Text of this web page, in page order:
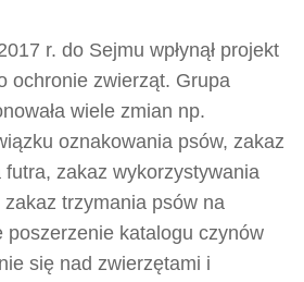
r. do Sejmu wpłynął projekt
ochronie zwierząt. Grupa
wiele zmian np.
oznakowania psów, zakaz
futra, zakaz wykorzystywania
trzymania psów na
poszerzenie katalogu czynów
się nad zwierzętami i